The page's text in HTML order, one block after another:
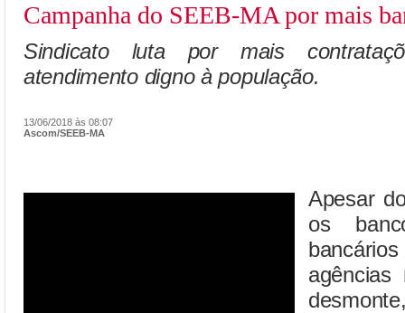
Campanha do SEEB-MA por mais
Sindicato luta por mais
atendimento digno à população.
13/06/2018 às 08:07
Ascom/SEEB-MA
Apesar
os